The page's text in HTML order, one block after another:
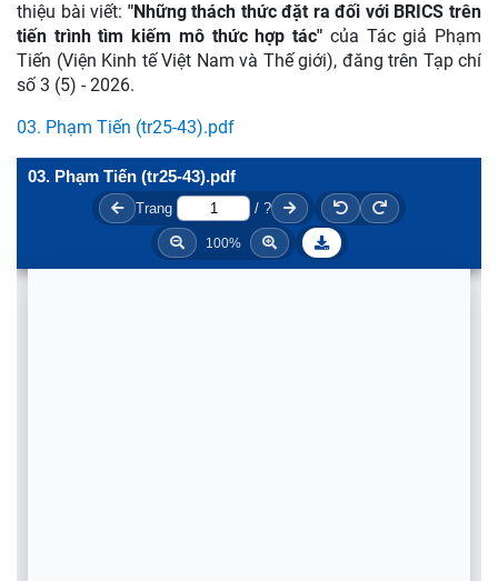
thiệu bài viết: "Những thách thức đặt ra đối với BRICS trên
tiến trình tìm kiếm mô thức hợp tác" của Tác giả Phạm
Tiến (Viện Kinh tế Việt Nam và Thế giới), đăng trên Tạp chí
số 3 (5) - 2026.
03. Phạm Tiến (tr25-43).pdf